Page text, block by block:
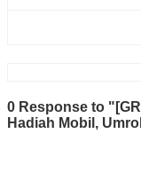
0 Response to
Hadiah Mobil,